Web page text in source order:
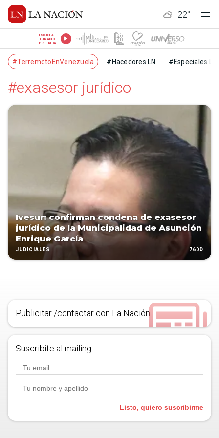
22°
ESCUCHÁ
TU RADIO
PREFERIDA
#TerremotoEnVenezuela #Hacedores LN #Especiales LN
#exasesor jurídico
Ivesur: confirman condena de exasesor
jurídico de la Municipalidad de Asunción
Enrique García
JUDICIALES 760D
Publicitar /contactar con La Nación
Suscribite al mailing.
Listo, quiero suscribirme